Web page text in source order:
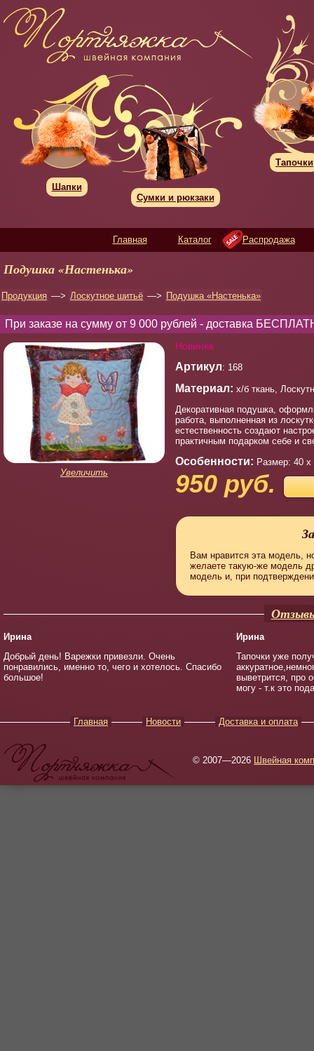
Шапки
Сумки и рюкзаки
Тапочки
Главная Каталог Распродажа
Подушка «Настенька»
Продукция —> Лоскутное шитьё —> Подушка «Настенька»
При заказе на сумму от 9 000 рублей - доставка
Увеличить
Новинка
Артикул: 168
Материал: х/б ткань,
Декоративная подушка,
работа, выполненная из
естественность создают
практичным подарком себе и
Особенности: Размер: 40
950 руб.
Вам нравится эта модель,
желаете такую-же модель
модель и, при
Ирина
Добрый день! Варежки привезли. Очень
понравились, именно то, чего и хотелось. Спасибо
большое!
Ирина
Тапочки уже
выветрится, про
могу - т.к это
Главная Новости Доставка и оплата
© 2007—2026 Швейная